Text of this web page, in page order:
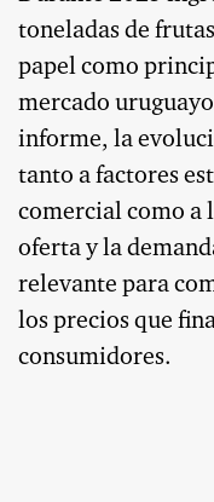
toneladas de
papel como
mercado
informe, la
tanto a factores
comercial como a
oferta y la
relevante para
los precios que
consumidores.